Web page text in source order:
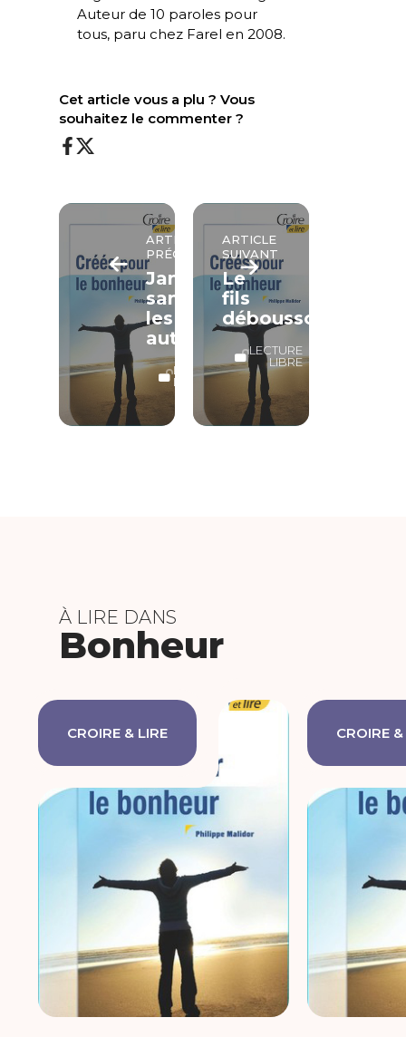
Auteur de 10 paroles pour
tous, paru chez Farel en 2008.
Cet article vous a plu ? Vous
souhaitez le commenter ?
ARTICLE
PRÉCÉDENT
Jamais
sans
les
autres
LECTURE
LIBRE
ARTICLE
SUIVANT
Le
fils
déboussolé
LECTURE
LIBRE
À LIRE DANS
Bonheur
CROIRE & LIRE CROIRE